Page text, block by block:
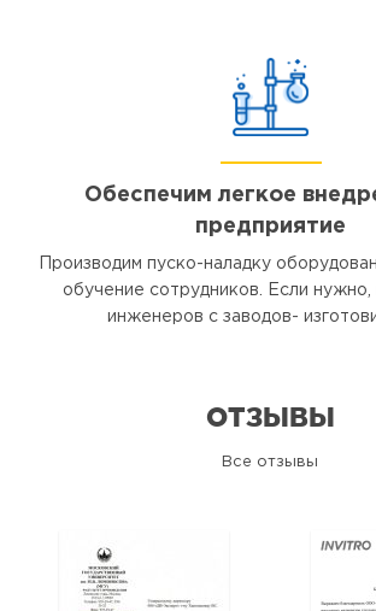
Обеспечим легкое
предприятие
Производим пуско-наладку
обучение сотрудников. Если нужно,
инженеров с заводов-
ОТЗЫВЫ
Все отзывы